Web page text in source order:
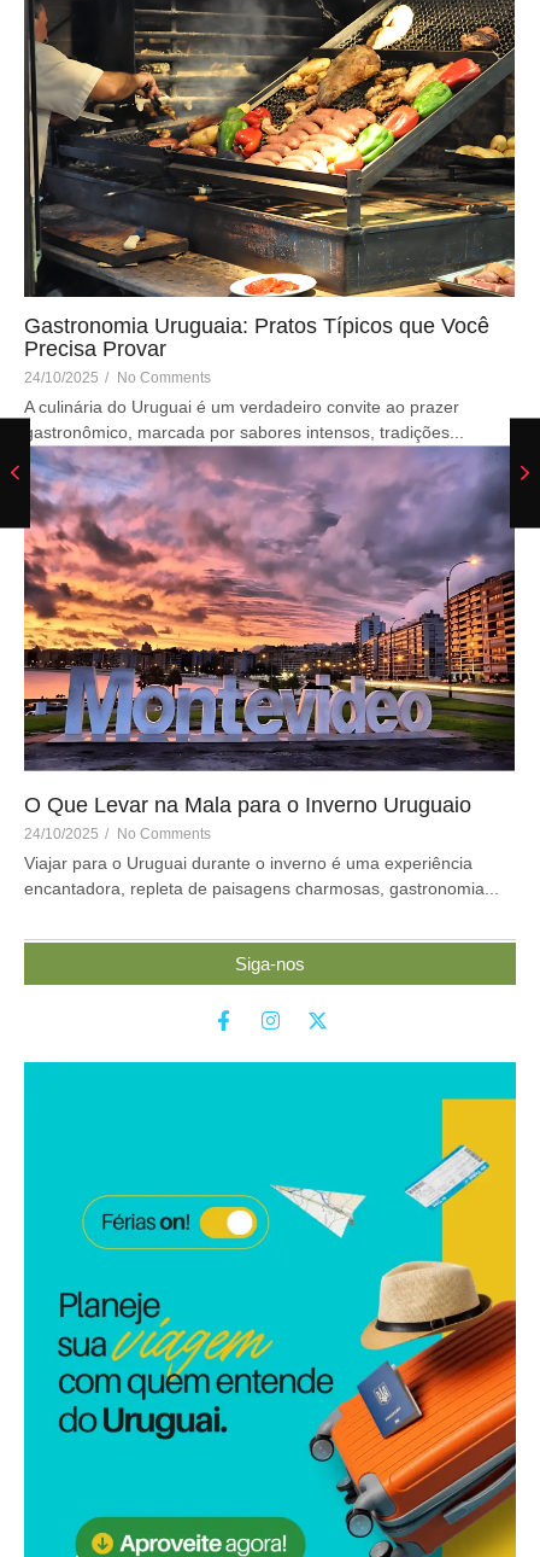
Gastronomia Uruguaia: Pratos Típicos que Você
Precisa Provar
24/10/2025 / No Comments
A culinária do Uruguai é um verdadeiro convite ao prazer
gastronômico, marcada por sabores intensos, tradições...
O Que Levar na Mala para o Inverno Uruguaio
24/10/2025 / No Comments
Viajar para o Uruguai durante o inverno é uma experiência
encantadora, repleta de paisagens charmosas, gastronomia...
Siga-nos